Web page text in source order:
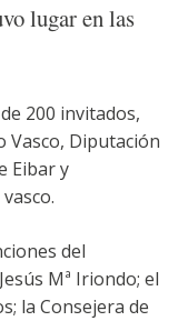
lugar en las
200 invitados,
Vasco, Diputación
Eibar y
del
Mª Iriondo; el
la Consejera de